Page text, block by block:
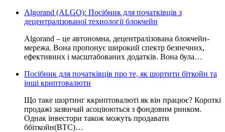
Algorand (ALGO): Посібник для початківців з
децентралізованої технології блокчейн
Algorand – це автономна, децентралізована блокчейн-
мережа. Вона пропонує широкий спектр безпечних,
ефективних і масштабованих додатків. Вона була…
Посібник для початківців про те, як шортити біткойн та
інші криптовалюти
Що таке шортинг ккриптовалюті як він працює? Короткі
продажі зазвичай асоціюються з фондовим ринком.
Однак інвестори також можуть продавати
ббіткойн(BTC)…